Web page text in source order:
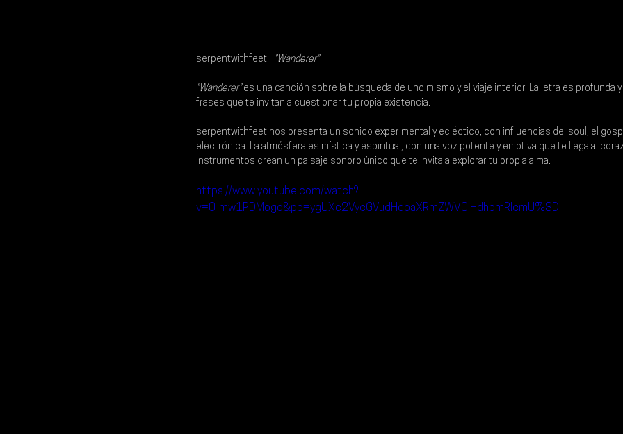
serpentwithfeet - "Wanderer"
"Wanderer" es una canción sobre la búsqueda de uno mismo y el viaje interior. La letra es profunda
frases que te invitan a cuestionar tu propia existencia.
serpentwithfeet nos presenta un sonido experimental y ecléctico, con influencias del soul, el
electrónica. La atmósfera es mística y espiritual, con una voz potente y emotiva que te llega al
instrumentos crean un paisaje sonoro único que te invita a explorar tu propia alma.
https://www.youtube.com/watch?
v=0_mw1PDMogo&pp=ygUXc2VycGVudHdoaXRmZWV0IHdhbmRlcmU%3D